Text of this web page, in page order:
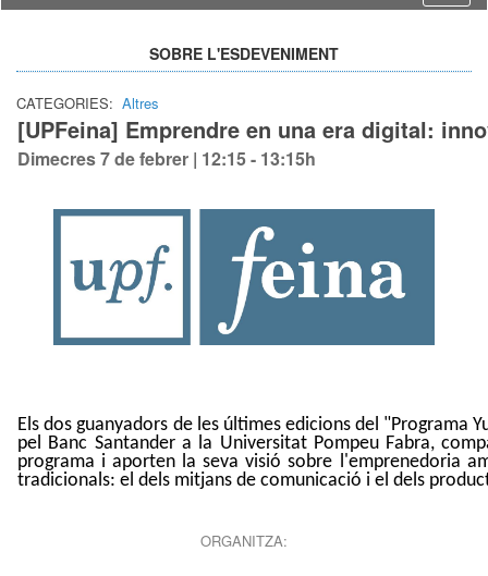
SOBRE L'ESDEVENIMENT
CATEGORIES: Altres
[UPFeina] Emprendre en una era digital:
Dimecres 7 de febrer | 12:15 - 13:15h
Els dos guanyadors de les últimes edicions del "Programa
pel Banc Santander a la Universitat Pompeu Fabra,
programa i aporten la seva visió sobre l'emprenedoria
tradicionals: el dels mitjans de comunicació i el dels
ORGANITZA: